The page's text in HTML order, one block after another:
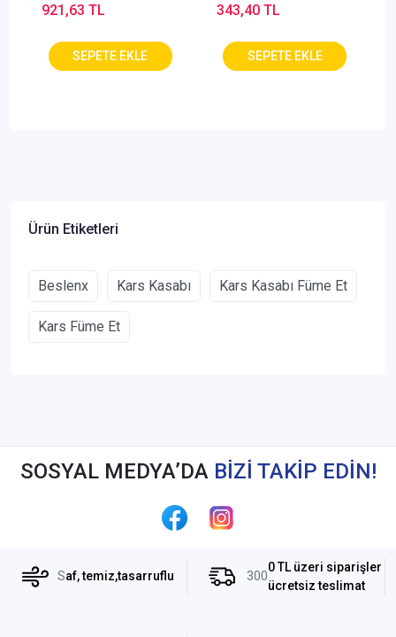
921,63 TL 343,40 TL
Ürün Etiketleri
Beslenx Kars Kasabı Kars Kasabı Füme Et
Kars Füme Et
SOSYAL MEDYA’DA BİZİ TAKİP EDİN!
Saf, temiz,tasarruflu 300
0 TL üzeri siparişler
ücretsiz teslimat